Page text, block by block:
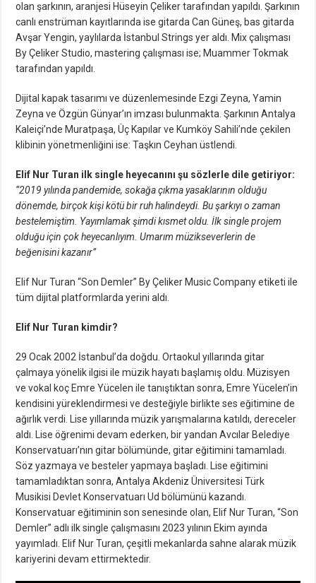
olan şarkının, aranjesi Hüseyin Çeliker tarafından yapıldı. Şarkının
canlı enstrüman kayıtlarında ise gitarda Can Güneş, bas gitarda
Avşar Yengin, yaylılarda İstanbul Strings yer aldı. Mix çalışması
By Çeliker Studio, mastering çalışması ise; Muammer Tokmak
tarafından yapıldı.
Dijital kapak tasarımı ve düzenlemesinde Ezgi Zeyna, Yamin
Zeyna ve Özgün Günyar’ın imzası bulunmakta. Şarkının Antalya
Kaleiçi’nde Muratpaşa, Üç Kapılar ve Kumköy Sahili’nde çekilen
klibinin yönetmenliğini ise: Taşkın Ceyhan üstlendi.
Elif Nur Turan ilk single heyecanını şu sözlerle dile getiriyor:
“2019 yılında pandemide, sokağa çıkma yasaklarının olduğu
dönemde, birçok kişi kötü bir ruh halindeydi. Bu şarkıyı o zaman
bestelemiştim. Yayımlamak şimdi kısmet oldu. İlk single projem
olduğu için çok heyecanlıyım. Umarım müzikseverlerin de
beğenisini kazanır”
Elif Nur Turan “Son Demler” By Çeliker Music Company etiketi ile
tüm dijital platformlarda yerini aldı.
Elif Nur Turan kimdir?
29 Ocak 2002 İstanbul’da doğdu. Ortaokul yıllarında gitar
çalmaya yönelik ilgisi ile müzik hayatı başlamış oldu. Müzisyen
ve vokal koç Emre Yücelen ile tanıştıktan sonra, Emre Yücelen’in
kendisini yüreklendirmesi ve desteğiyle birlikte ses eğitimine de
ağırlık verdi. Lise yıllarında müzik yarışmalarına katıldı, dereceler
aldı. Lise öğrenimi devam ederken, bir yandan Avcılar Belediye
Konservatuarı’nın gitar bölümünde, gitar eğitimini tamamladı.
Söz yazmaya ve besteler yapmaya başladı. Lise eğitimini
tamamladıktan sonra, Antalya Akdeniz Üniversitesi Türk
Musikisi Devlet Konservatuarı Ud bölümünü kazandı.
Konservatuar eğitiminin son senesinde olan, Elif Nur Turan, “Son
Demler” adlı ilk single çalışmasını 2023 yılının Ekim ayında
yayımladı. Elif Nur Turan, çeşitli mekanlarda sahne alarak müzik
kariyerini devam ettirmektedir.